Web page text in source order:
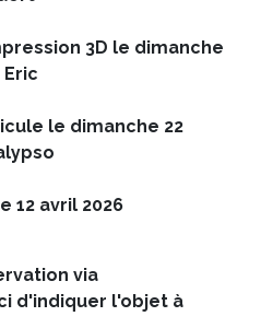
3D le dimanche
Eric
le dimanche 22
12 avril 2026
via
d'indiquer l'objet à